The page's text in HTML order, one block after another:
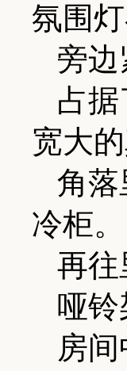
氛围
旁
占
宽大
角落
冷柜。
再往
哑
房